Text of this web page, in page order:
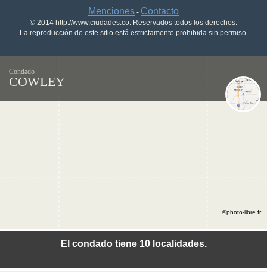
Menciones - Contacto
© 2014 http://www.ciudades.co. Reservados todos los derechos.
La reproducción de este sitio está estrictamente prohibida sin permiso.
Condado
COWLEY
El condado tiene 10 localidades.
©photo-libre.fr